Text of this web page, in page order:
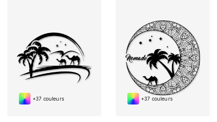
+37 couleurs +37 couleurs